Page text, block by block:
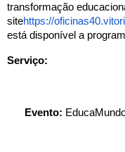
transformação
sitehttps://
está disponível a
Serviço:
Evento: